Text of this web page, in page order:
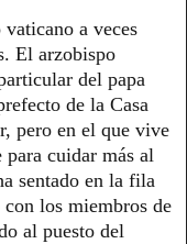
a veces
El arzobispo
del papa
de la Casa
pero en el que vive
cuidar más al
sentado en la fila
los miembros de
al puesto del